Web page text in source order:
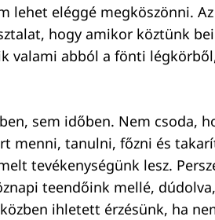
lehet eléggé megköszönni.
hogy amikor köztünk
valami abból a fönti
sem időben. Nem csoda,
menni, tanulni, főzni és
tevékenységünk lesz.
teendőink mellé,
ihletett érzésünk, ha